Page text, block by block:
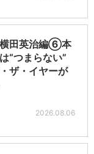
横田英治編⑥本
“つまらない”
ザ・イヤーが
2026.08.06